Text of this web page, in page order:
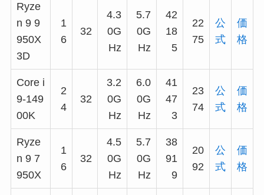
Ryze
n 9 9
950X
3D
1
6
32
4.3
0G
Hz
5.7
0G
Hz
42
18
5
22
75
公
式
価
格
Core i
9-149
00K
2
4
32
3.2
0G
Hz
6.0
0G
Hz
41
47
3
23
74
公
式
価
格
Ryze
n 9 7
950X
1
6
32
4.5
0G
Hz
5.7
0G
Hz
38
91
9
20
92
公
式
価
格